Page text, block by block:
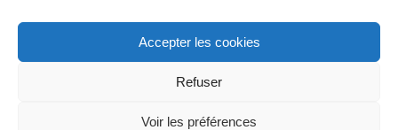
Accepter les cookies
Refuser
Voir les préférences
Tous droits réservés © 2023 Commune de Quingey / Création -